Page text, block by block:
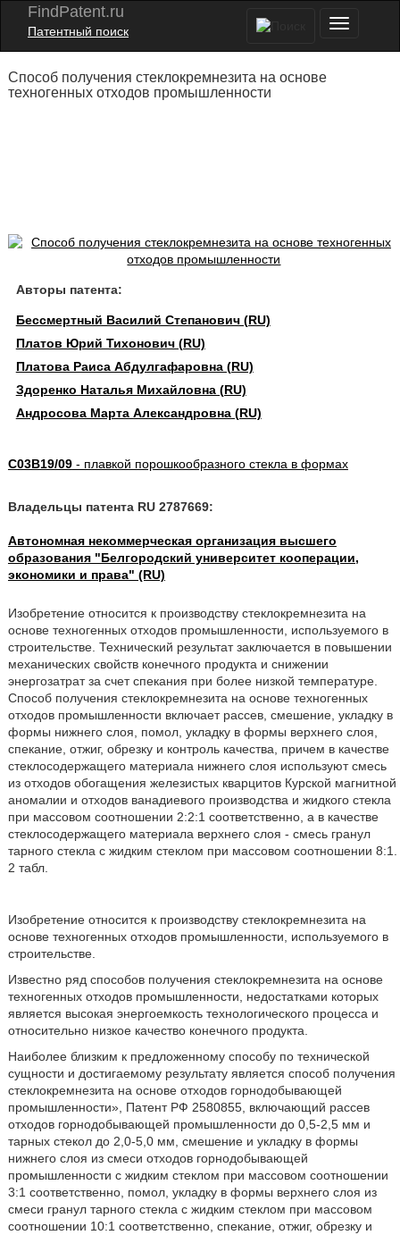
FindPatent.ru
Патентный поиск
Способ получения стеклокремнезита на основе
техногенных отходов промышленности
Авторы патента:
Бессмертный Василий Степанович (RU)
Платов Юрий Тихонович (RU)
Платова Раиса Абдулгафаровна (RU)
Здоренко Наталья Михайловна (RU)
Андросова Марта Александровна (RU)
C03B19/09- плавкой порошкообразного стекла в формах
Владельцы патента RU 2787669:
Автономная некоммерческая организация высшего
образования "Белгородский университет кооперации,
экономики и права" (RU)
Изобретение относится к производству стеклокремнезита на
основе техногенных отходов промышленности, используемого в
строительстве. Технический результат заключается в повышении
механических свойств конечного продукта и снижении
энергозатрат за счет спекания при более низкой температуре.
Способ получения стеклокремнезита на основе техногенных
отходов промышленности включает рассев, смешение, укладку в
формы нижнего слоя, помол, укладку в формы верхнего слоя,
спекание, отжиг, обрезку и контроль качества, причем в качестве
стеклосодержащего материала нижнего слоя используют смесь
из отходов обогащения железистых кварцитов Курской магнитной
аномалии и отходов ванадиевого производства и жидкого стекла
при массовом соотношении 2:2:1 соответственно, а в качестве
стеклосодержащего материала верхнего слоя - смесь гранул
тарного стекла с жидким стеклом при массовом соотношении 8:1.
2 табл.
Изобретение относится к производству стеклокремнезита на
основе техногенных отходов промышленности, используемого в
строительстве.
Известно ряд способов получения стеклокремнезита на основе
техногенных отходов промышленности, недостатками которых
является высокая энергоемкость технологического процесса и
относительно низкое качество конечного продукта.
Наиболее близким к предложенному способу по технической
сущности и достигаемому результату является способ получения
стеклокремнезита на основе отходов горнодобывающей
промышленности», Патент РФ 2580855, включающий рассев
отходов горнодобывающей промышленности до 0,5-2,5 мм и
тарных стекол до 2,0-5,0 мм, смешение и укладку в формы
нижнего слоя из смеси отходов горнодобывающей
промышленности с жидким стеклом при массовом соотношении
3:1 соответственно, помол, укладку в формы верхнего слоя из
смеси гранул тарного стекла с жидким стеклом при массовом
соотношении 10:1 соответственно, спекание, отжиг, обрезку и